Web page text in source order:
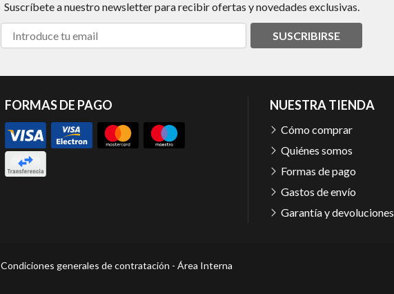
Suscríbete a nuestro newsletter para recibir ofertas y novedades exclusivas.
SUSCRIBIRSE
FORMAS DE PAGO NUESTRA TIENDA
Cómo comprar
Quiénes somos
Formas de pago
Gastos de envío
Garantía y devoluciones
Condiciones generales de contratación - Área Interna